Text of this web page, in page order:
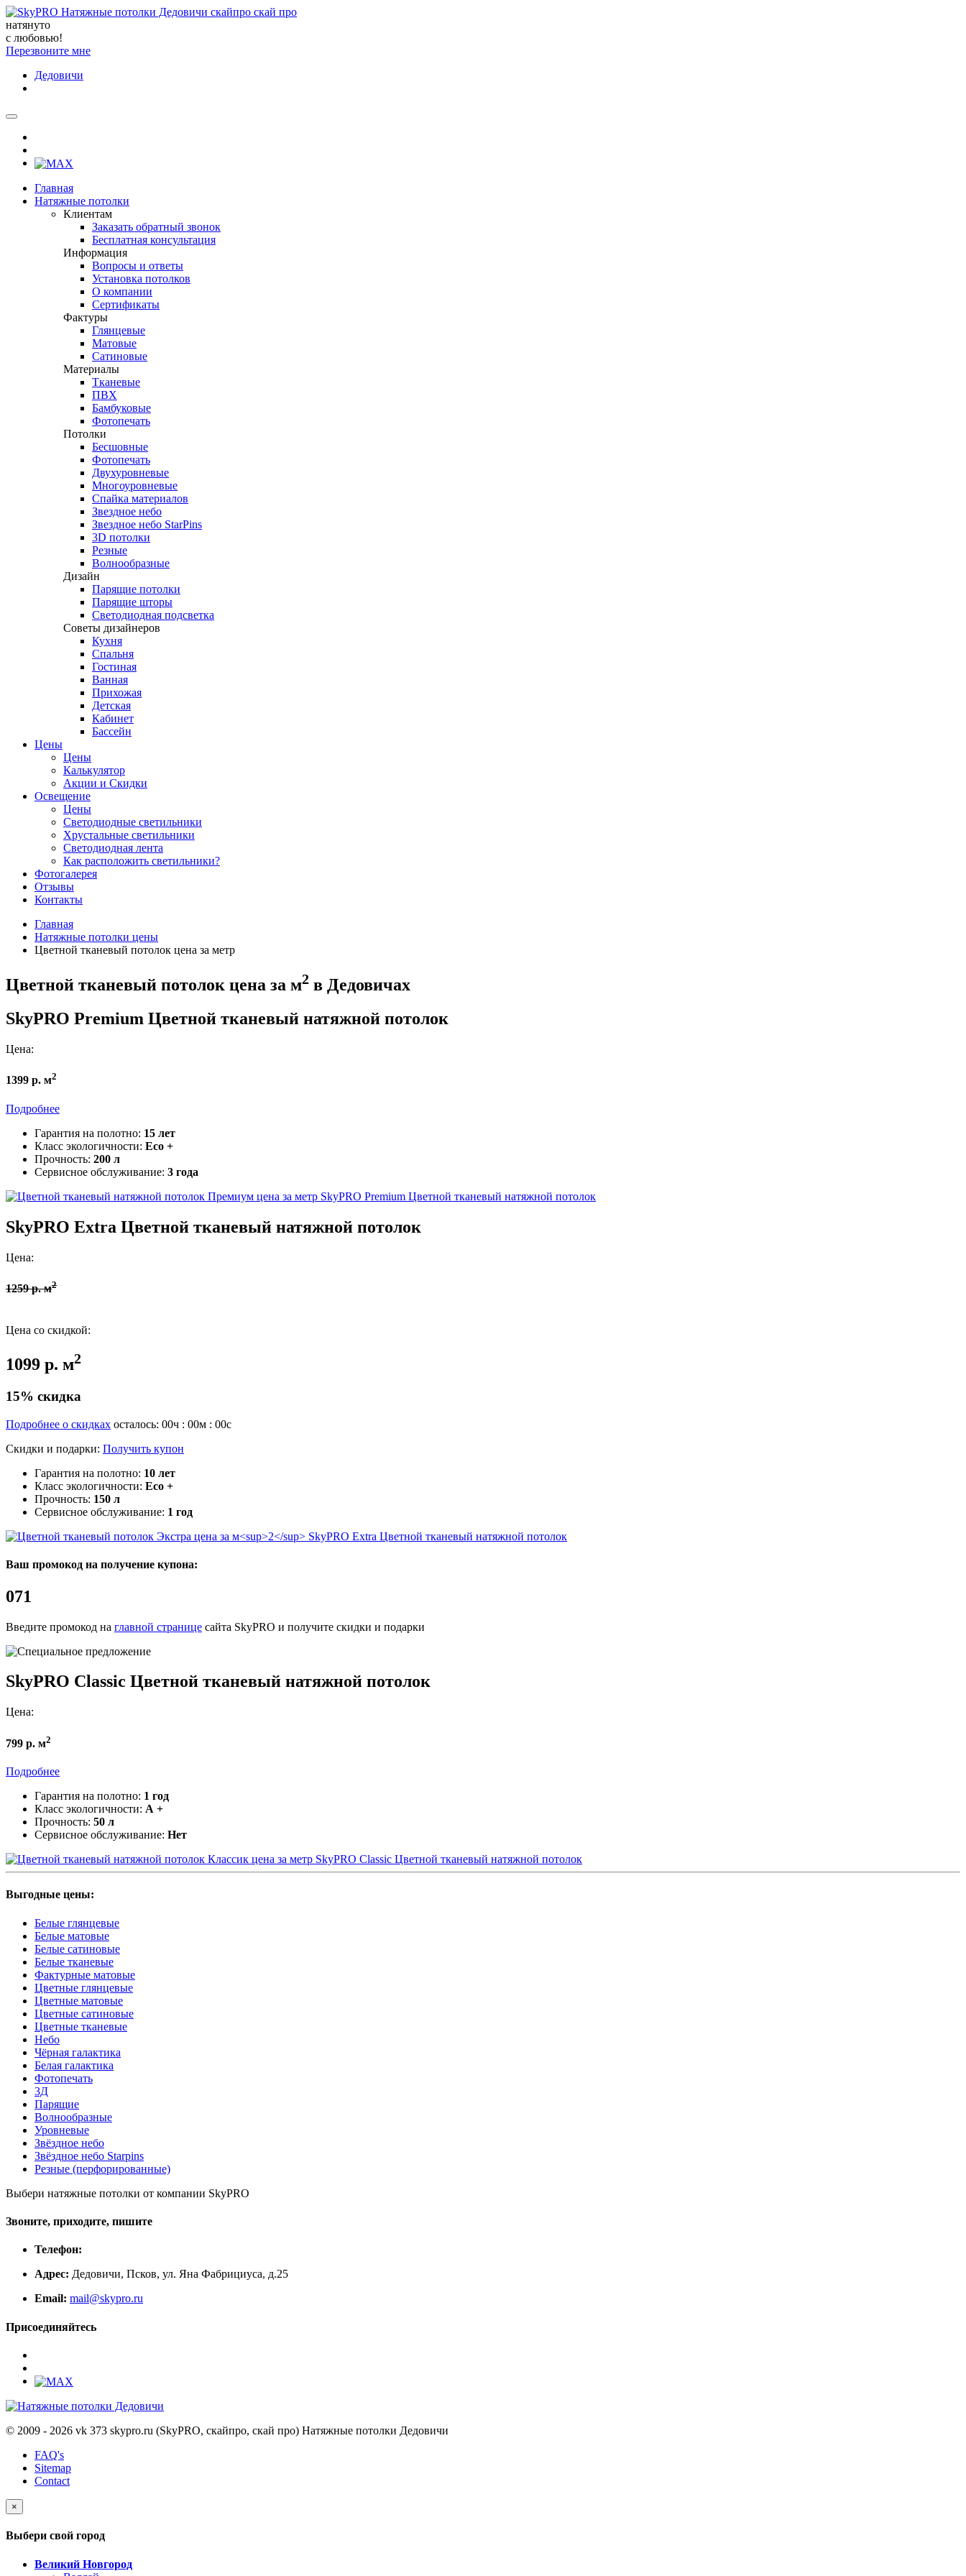
натянуто
с любовью!
Перезвоните мне
Дедовичи
Главная
Натяжные потолки
Клиентам
Заказать обратный звонок
Бесплатная консультация
Информация
Вопросы и ответы
Установка потолков
О компании
Сертификаты
Фактуры
Глянцевые
Матовые
Сатиновые
Материалы
Тканевые
ПВХ
Бамбуковые
Фотопечать
Потолки
Бесшовные
Фотопечать
Двухуровневые
Многоуровневые
Спайка материалов
Звездное небо
Звездное небо StarPins
3D потолки
Резные
Волнообразные
Дизайн
Парящие потолки
Парящие шторы
Светодиодная подсветка
Советы дизайнеров
Кухня
Спальня
Гостиная
Ванная
Прихожая
Детская
Кабинет
Бассейн
Цены
Цены
Калькулятор
Акции и Скидки
Освещение
Цены
Светодиодные светильники
Хрустальные светильники
Светодиодная лента
Как расположить светильники?
Фотогалерея
Отзывы
Контакты
Главная
Натяжные потолки цены
Цветной тканевый потолок цена за метр
Цветной тканевый потолок цена за м2 в Дедовичах
SkyPRO Premium Цветной тканевый натяжной потолок
Цена:
1399 р. м2
Подробнее
Гарантия на полотно: 15 лет
Класс экологичности: Eco +
Прочность: 200 л
Сервисное обслуживание: 3 года
SkyPRO Premium Цветной тканевый натяжной потолок
SkyPRO Extra Цветной тканевый натяжной потолок
Цена:
1259 р. м2
Цена со скидкой:
1099 р. м2
15% скидка
Подробнее о скидках осталось: 00ч : 00м : 00с
Скидки и подарки: Получить купон
Гарантия на полотно: 10 лет
Класс экологичности: Eco +
Прочность: 150 л
Сервисное обслуживание: 1 год
SkyPRO Extra Цветной тканевый натяжной потолок
Ваш промокод на получение купона:
071
Введите промокод на главной странице сайта SkyPRO и получите скидки и подарки
SkyPRO Classic Цветной тканевый натяжной потолок
Цена:
799 р. м2
Подробнее
Гарантия на полотно: 1 год
Класс экологичности: А +
Прочность: 50 л
Сервисное обслуживание: Нет
SkyPRO Classic Цветной тканевый натяжной потолок
Выгодные цены:
Белые глянцевые
Белые матовые
Белые сатиновые
Белые тканевые
Фактурные матовые
Цветные глянцевые
Цветные матовые
Цветные сатиновые
Цветные тканевые
Небо
Чёрная галактика
Белая галактика
Фотопечать
3Д
Парящие
Волнообразные
Уровневые
Звёздное небо
Звёздное небо Starpins
Резные (перфорированные)
Выбери натяжные потолки от компании SkyPRO
Звоните, приходите, пишите
Телефон:
Адрес: Дедовичи, Псков, ул. Яна Фабрициуса, д.25
Email: mail@skypro.ru
Присоединяйтесь
© 2009 - 2026 vk 373 skypro.ru (SkyPRO, скайпро, скай про) Натяжные потолки Дедовичи
FAQ's
Sitemap
Contact
×
Выбери свой город
Великий Новгород